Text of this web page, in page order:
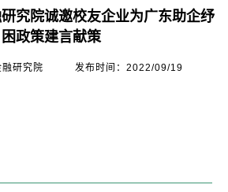
究院诚邀校友企业为广东助企纾
困政策建言献策
研究院 发布时间：2022/09/19